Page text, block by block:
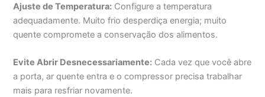
Ajuste de Temperatura: Configure a temperatura
adequadamente. Muito frio desperdiça energia; muito
quente compromete a conservação dos alimentos.
Evite Abrir Desnecessariamente: Cada vez que você abre
a porta, ar quente entra e o compressor precisa trabalhar
mais para resfriar novamente.